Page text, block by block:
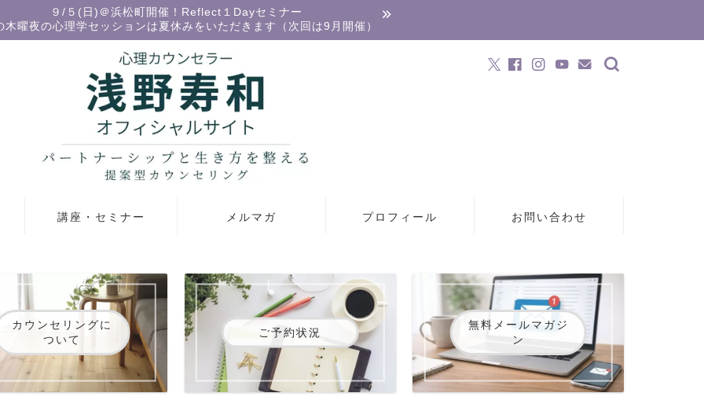
９/５(日)＠浜松町開催！Reflect１Dayセミナー
木曜夜の心理学セッションは夏休みをいただきます（次回は9月開催）
講座・セミナー メルマガ プロフィール お問い合わせ
カウンセリングに
ついて
ご予約状況
無料メールマガジ
ン